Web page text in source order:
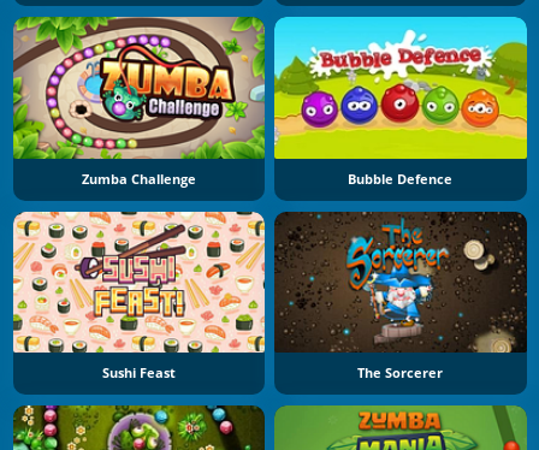
Zumba Challenge Bubble Defence
Sushi Feast The Sorcerer